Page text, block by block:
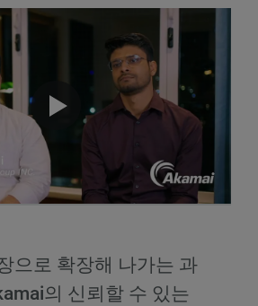
으로 확장해 나가는 과
의 신뢰할 수 있는